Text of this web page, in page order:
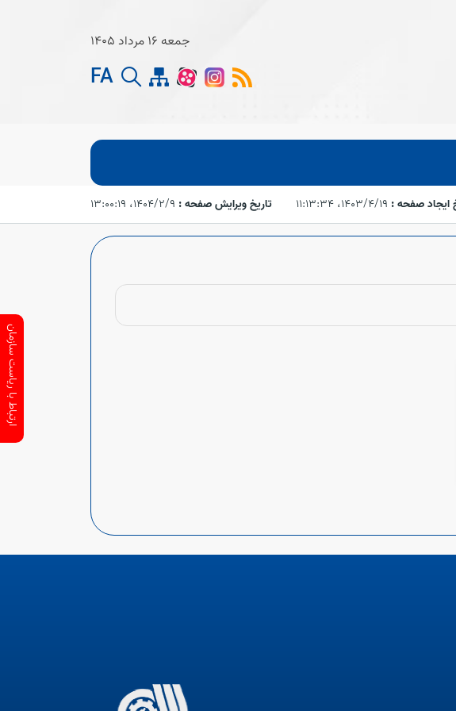
جمعه 16 مرداد 1405
FA
ایجاد صفحه : ۱۴۰۳/۴/۱۹،‏ ۱۱:۱۳:۳۴ تاریخ ویرایش صفحه : ۱۴۰۴/۲/۹،‏ ۱۳:۰۰:۱۹
ارتباط با ریاست سازمان